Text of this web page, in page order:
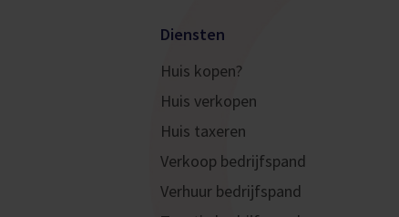
Diensten
Huis kopen?
Huis verkopen
Huis taxeren
Verkoop bedrijfspand
Verhuur bedrijfspand